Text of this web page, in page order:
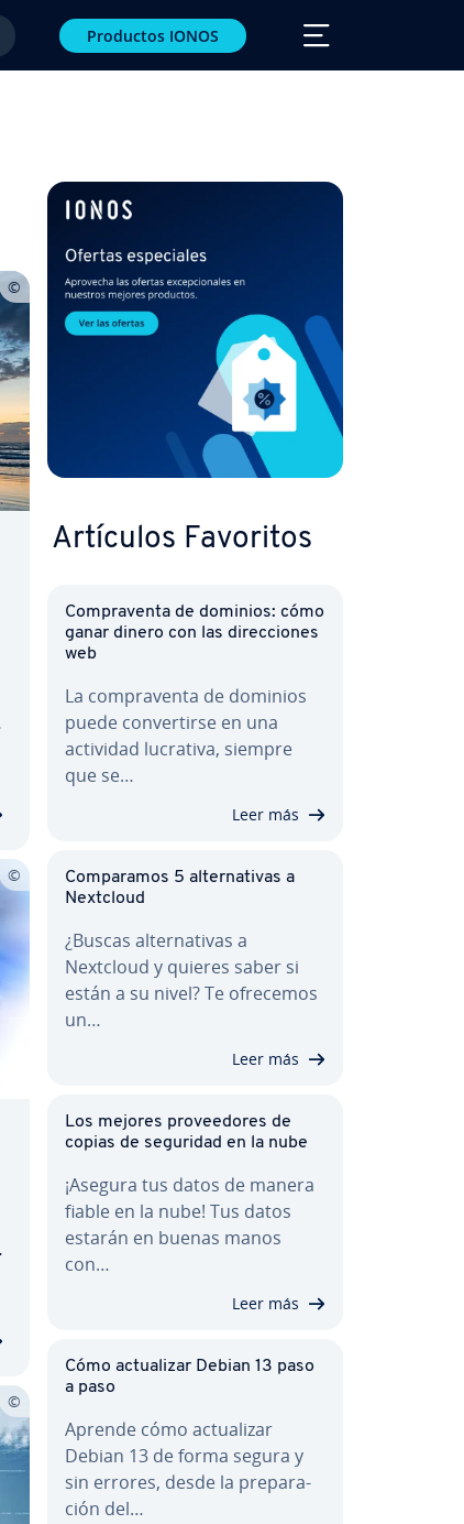
Productos IONOS
Artículos Favoritos
Co­m­pra­ve­n­ta de dominios: cómo
ganar dinero con las di­re­c­cio­nes
web
La co­m­pra­ve­n­ta de dominios
puede co­n­ve­r­ti­r­se en una
actividad lucrativa, siempre
que se…
Leer más
Co­m­pa­ra­mos 5 al­te­r­na­ti­vas a
Nextcloud
¿Buscas al­te­r­na­ti­vas a
Nextcloud y quieres saber si
están a su nivel? Te ofrecemos
un…
Leer más
Los mejores pro­vee­do­res de
copias de seguridad en la nube
¡Asegura tus datos de manera
fiable en la nube! Tus datos
estarán en buenas manos
con…
Leer más
Cómo ac­tua­li­zar Debian 13 paso
a paso
Aprende cómo ac­tua­li­zar
Debian 13 de forma segura y
sin errores, desde la pre­pa­ra­
ción del…